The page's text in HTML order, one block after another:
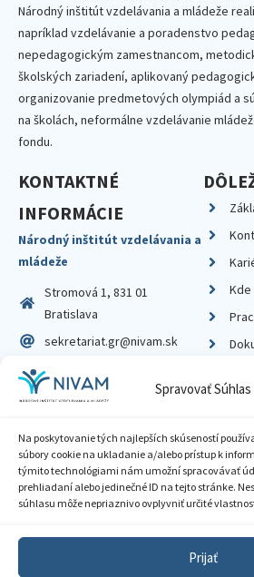
Spravovať Súhlas
Na poskytovanie tých najlepších skúseností
súbory cookie na ukladanie a/alebo prístup k
týmito technológiami nám umožní spracovávať
prehliadaní alebo jedinečné ID na tejto stránke.
súhlasu môže nepriaznivo ovplyvniť určité
Prijať
Národný inštitút vzdelávania a mládeže
napríklad vzdelávanie a poradenstvo
nepedagogickým zamestnancom,
školských zariadení, aplikovaný
organizovanie predmetových olympiád a
na školách, neformálne vzdelávanie
fondu.
KONTAKTNÉ
INFORMÁCIE
Národný inštitút vzdelávania a
mládeže
Stromová 1, 831 01
Bratislava
sekretariat.gr@nivam.sk
IČO: 00164348
DIČ: 2020798714
Kde
Zásady ochrany
Sprístupnenie